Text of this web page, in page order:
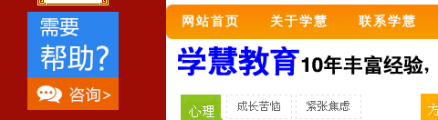
网站首页 关于学慧 联系学慧